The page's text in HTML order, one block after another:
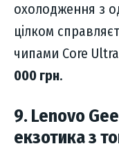
охолодження з
цілком
чипами Core
000 грн.
9. Lenovo
екзотика з